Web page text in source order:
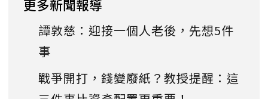
更多新聞報導
譚敦慈：迎接一個人老後，先想5件
事
戰爭開打，錢變廢紙？教授提醒：這